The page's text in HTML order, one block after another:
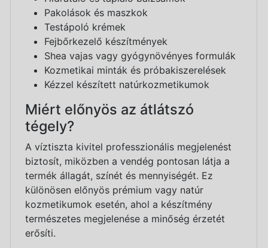
Pakolások és maszkok
Testápoló krémek
Fejbőrkezelő készítmények
Shea vajas vagy gyógynövényes formulák
Kozmetikai minták és próbakiszerelések
Kézzel készített natúrkozmetikumok
Miért előnyös az átlátszó
tégely?
A víztiszta kivitel professzionális megjelenést
biztosít, miközben a vendég pontosan látja a
termék állagát, színét és mennyiségét. Ez
különösen előnyös prémium vagy natúr
kozmetikumok esetén, ahol a készítmény
természetes megjelenése a minőség érzetét
erősíti.